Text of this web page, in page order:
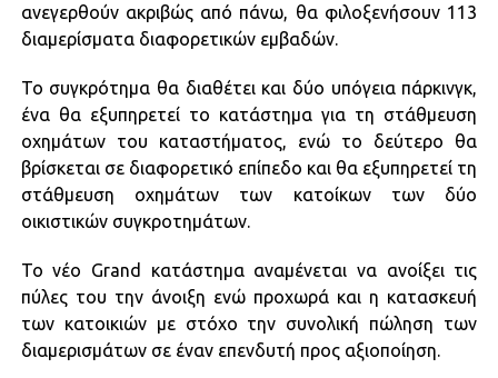
ανεγερθούν ακριβώς από πάνω, θα φιλοξενήσουν 113
διαμερίσματα διαφορετικών εμβαδών.
Το συγκρότημα θα διαθέτει και δύο υπόγεια πάρκινγκ,
ένα θα εξυπηρετεί το κατάστημα για τη στάθμευση
οχημάτων του καταστήματος, ενώ το δεύτερο θα
βρίσκεται σε διαφορετικό επίπεδο και θα εξυπηρετεί τη
στάθμευση οχημάτων των κατοίκων των δύο
οικιστικών συγκροτημάτων.
Το νέο Grand κατάστημα αναμένεται να ανοίξει τις
πύλες του την άνοιξη ενώ προχωρά και η κατασκευή
των κατοικιών με στόχο την συνολική πώληση των
διαμερισμάτων σε έναν επενδυτή προς αξιοποίηση.